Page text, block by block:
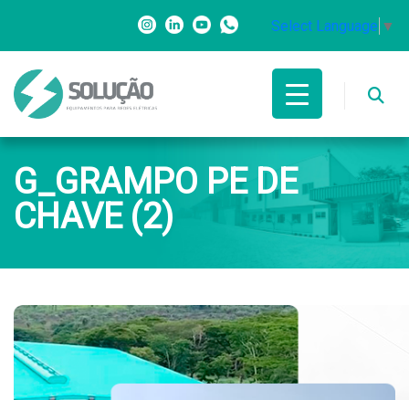
Select Language ▼
G_GRAMPO PE DE
CHAVE (2)